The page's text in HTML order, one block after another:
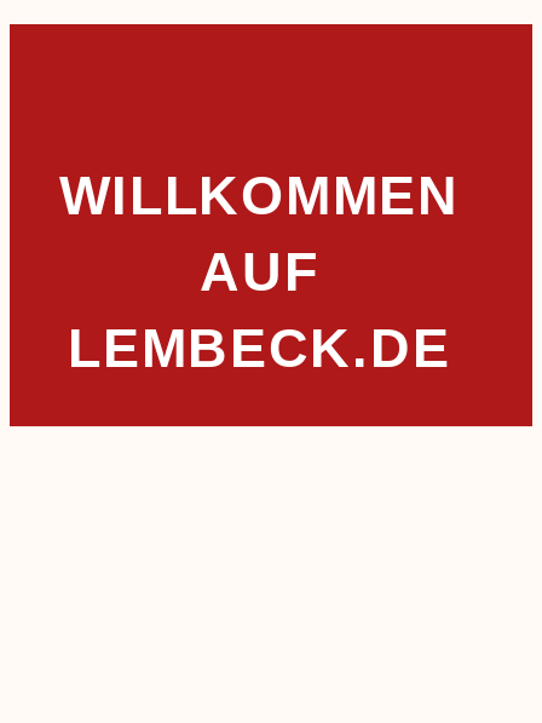
WILLKOMMEN
AUF
LEMBECK.DE